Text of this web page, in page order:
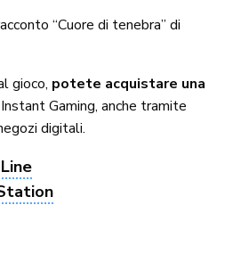
“Cuore di tenebra” di
gioco, potete acquistare una
Gaming, anche tramite
digitali.